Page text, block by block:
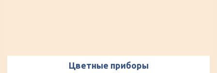
Цветные приборы